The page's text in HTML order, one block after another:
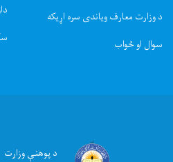
د وزارت معارف ویاندی سره اړیکه
سوال او ځواب
د پوهنېوزارت